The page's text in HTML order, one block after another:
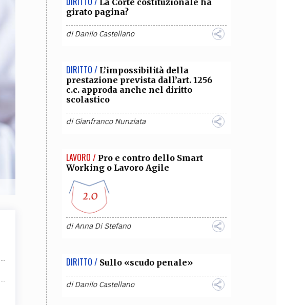
COLLABORA CON NOI
La Corte costituzionale ha
girato pagina?
diDanilo Castellano
DIRITTO / L’impossibilità della
prestazione prevista dall’art. 1256
c.c. approda anche nel diritto
scolastico
diGianfranco Nunziata
LAVORO / Pro e contro dello Smart
Working o Lavoro Agile
diAnna Di Stefano
DIRITTO / Sullo «scudo penale»
diDanilo Castellano